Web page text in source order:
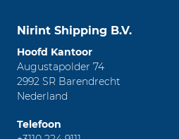
Nirint Shipping B.V.
Hoofd Kantoor
Augustapolder 74
2992 SR Barendrecht
Nederland
Telefoon